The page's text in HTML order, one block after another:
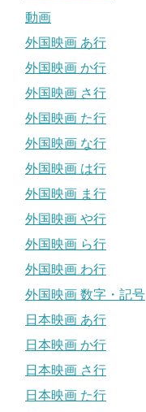
動画
外国映画 あ行
外国映画 か行
外国映画 さ行
外国映画 た行
外国映画 な行
外国映画 は行
外国映画 ま行
外国映画 や行
外国映画 ら行
外国映画 わ行
外国映画 数字・記号
日本映画 あ行
日本映画 か行
日本映画 さ行
日本映画 た行